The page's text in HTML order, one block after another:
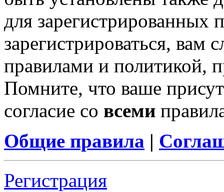
для зарегистрированных
зарегистрироваться, вам
правилами и политикой,
Помните, что ваше
согласие со всеми
Общие правила |
Регистрация